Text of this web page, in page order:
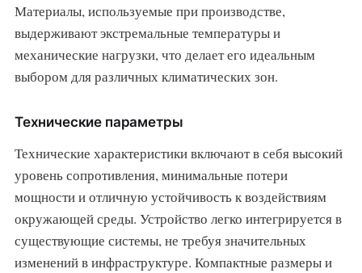
Материалы, используемые при производстве,
выдерживают экстремальные температуры и
механические нагрузки, что делает его идеальным
выбором для различных климатических зон.
Технические параметры
Технические характеристики включают в себя высокий
уровень сопротивления, минимальные потери
мощности и отличную устойчивость к воздействиям
окружающей среды. Устройство легко интегрируется в
существующие системы, не требуя значительных
изменений в инфраструктуре. Компактные размеры и